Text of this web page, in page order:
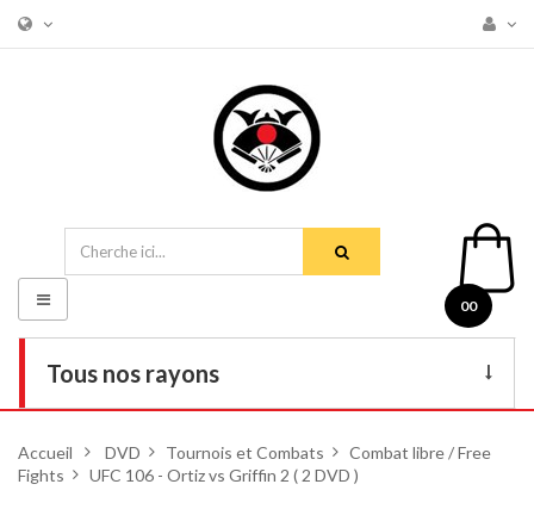
00
Tous nos rayons
DVD
Basculer
la
navigation
Accueil > DVD > Tournois et Combats > Combat libre / Free
Fights > UFC 106 - Ortiz vs Griffin 2 ( 2 DVD )